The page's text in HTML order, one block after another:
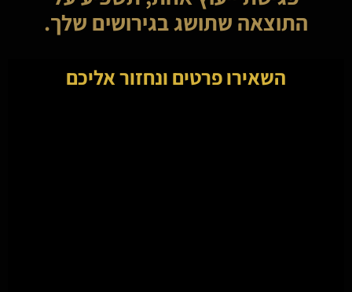
התוצאה שתושג בגירושים שלך.
השאירו פרטים ונחזור אליכם